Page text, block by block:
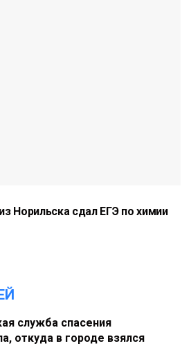
Норильска сдал ЕГЭ по химии
служба спасения
откуда в городе взялся